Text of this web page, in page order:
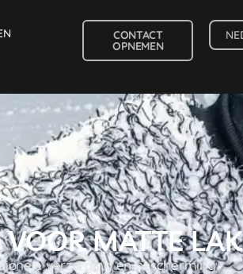
CONTACT
OPNEMEN
MATTE LAK
verzorging en bescherming